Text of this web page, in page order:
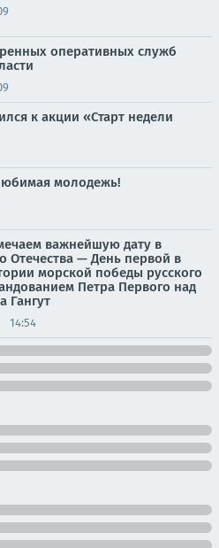
оперативных служб
к акции «Старт недели
молодежь!
важнейшую дату в
Отечества — День первой в
морской победы русского
Петра Первого над
Гангут
14:54